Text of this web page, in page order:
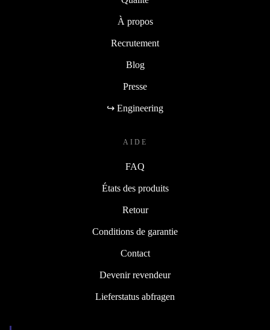
À propos
Recrutement
Blog
Presse
↪ Engineering
AIDE
FAQ
États des produits
Retour
Conditions de garantie
Contact
Devenir revendeur
Lieferstatus abfragen